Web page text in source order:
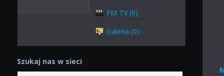
FM TV (0)
Galeria (0)
Szukaj nas w sieci